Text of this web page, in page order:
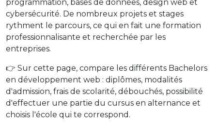
programmation, bases de données, design web et
cybersécurité. De nombreux projets et stages
rythment le parcours, ce qui en fait une formation
professionnalisante et recherchée par les
entreprises.
👉 Sur cette page, compare les différents Bachelors
en développement web : diplômes, modalités
d'admission, frais de scolarité, débouchés, possibilité
d'effectuer une partie du cursus en alternance et
choisis l'école qui te correspond.